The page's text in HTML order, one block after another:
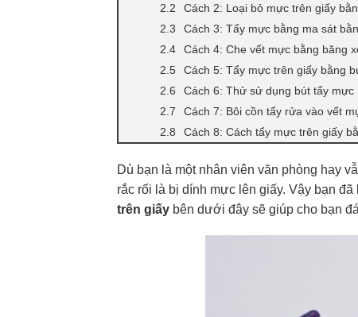
Cách 2: Loại bỏ mực trên giấy
Cách 3: Tẩy mực bằng ma sát
Cách 4: Che vết mực bằng băng
Cách 5: Tẩy mực trên giấy bằng
Cách 6: Thử sử dụng bút tẩy mực
Cách 7: Bôi cồn tẩy rửa vào vết
Cách 8: Cách tẩy mực trên giấy
Dù bạn là một nhân viên văn phòng hay
rắc rối là bị dính mực lên giấy. Vậy bạn
trên giấy bên dưới đây sẽ giúp cho bạn